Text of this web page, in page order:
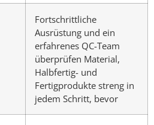
Fortschrittliche
Ausrüstung und ein
erfahrenes QC-Team
überprüfen Material,
Halbfertig- und
Fertigprodukte streng in
jedem Schritt, bevor